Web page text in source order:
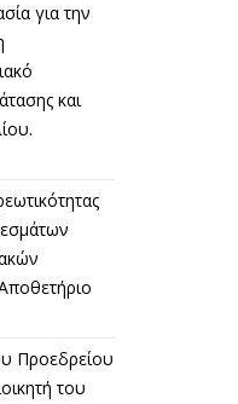
για την
και
Προεδρείου
του